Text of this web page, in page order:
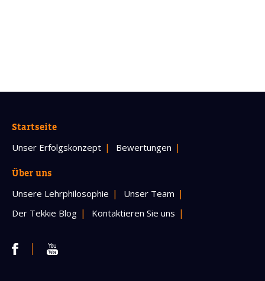
Startseite
Unser Erfolgskonzept Bewertungen
Über uns
Unsere Lehrphilosophie
Unser Team
Der Tekkie Blog
Kontaktieren Sie uns